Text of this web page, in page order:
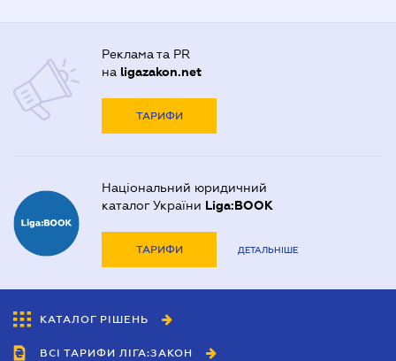
Реклама та PR
на ligazakon.net
ТАРИФИ
Національний юридичний
каталог України Liga:BOOK
ТАРИФИ ДЕТАЛЬНІШЕ
КАТАЛОГ РІШЕНЬ
ВСІ ТАРИФИ ЛІГА:ЗАКОН